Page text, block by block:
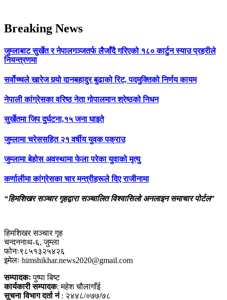
Breaking News
जुम्लाबाट सुर्खेत र नेपालगञ्जतर्फ लैजाँदै गरिएको १८० कार्टुन स्याउ प्रहरीले
नियन्त्रणमा
सर्वोच्चले खारेज गर्‍यो दानबहादुर बुढाको रिट, पदमुक्तिको निर्णय कायम
नेपाली कांग्रेसका वरिष्ठ नेता गोपालमान श्रेष्ठको निधन
सुर्खेतमा जिप दुर्घटना,१५ जना घाइते
जुम्लामा चरेससहित २१ वर्षीय युवक पक्राउ
जुम्लामा बेहोस अवस्थामा फेला परेका युवाको मृत्यु
कर्णालीमा कांग्रेसका चार मन्त्रीहरूले दिए राजीनामा
“हिमशिखर सञ्चार गृहद्वारा सञ्चालित विश्वासिलो अनलाइन समाचार पोर्टल”
हिमशिखर सञ्चार गृह
चन्दननाथ-६, जुम्ला
फोनः९८५१३२५४२६
इमेलः himshikhar.news2020@gmail.com
सम्पादकःपुष्पा बिष्ट
कार्यकारी सम्पादक: महेश चौलागाँई
सुचना विभाग दर्ता नं: २४४८/०७७/७८